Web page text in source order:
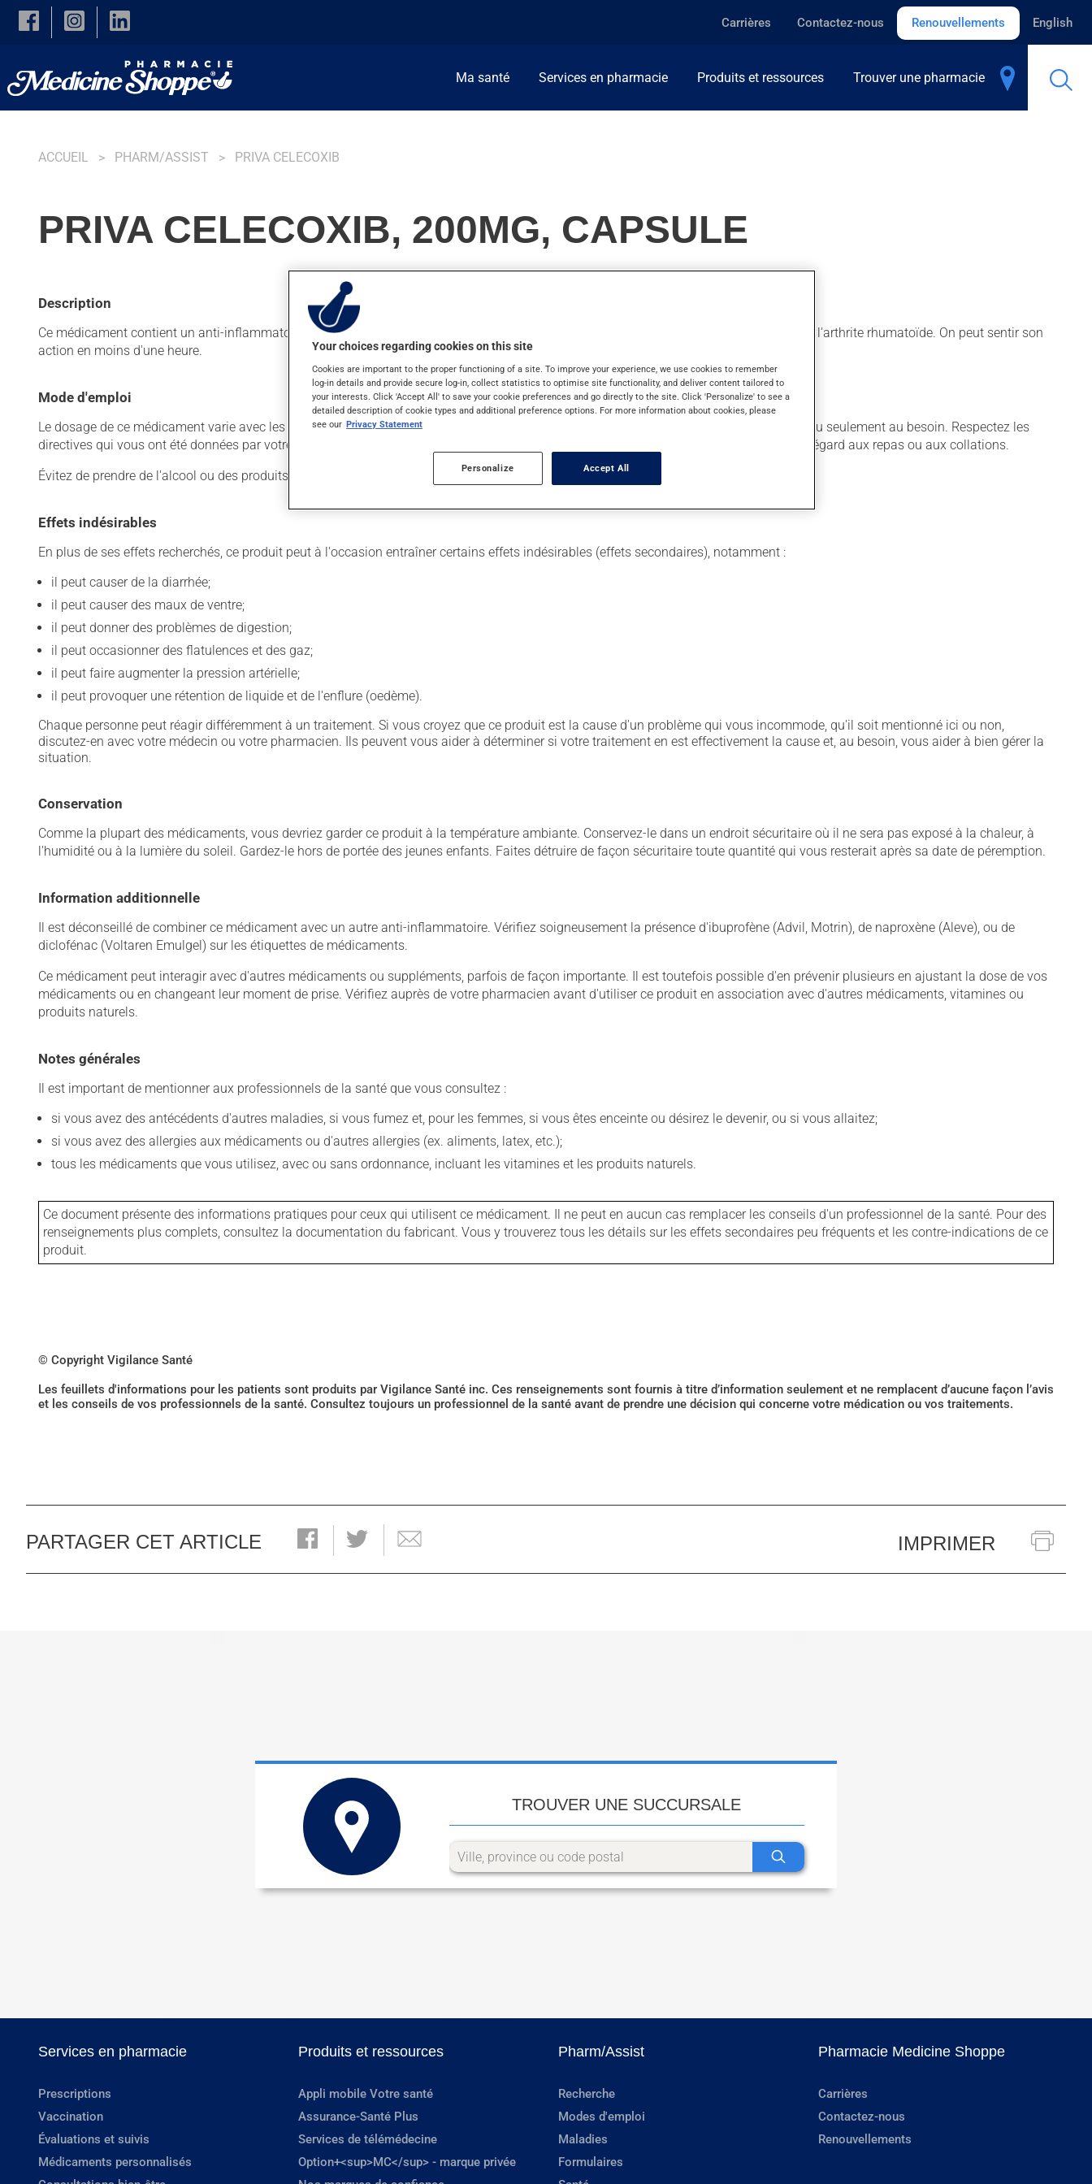
Skip to main content
Carrières Contactez-nous Renouvellements English
Ma santé Services en pharmacie Produits et ressources Trouver une pharmacie
ACCUEIL PHARM/ASSIST PRIVA CELECOXIB
PRIVA CELECOXIB, 200MG, CAPSULE
Description
Ce médicament contient un anti-inflammatoire non stéroïdien (AINS). Habituellement, on l'utilise pour la douleur. On l'emploie aussi pour l'arthrite rhumatoïde. On peut sentir son
action en moins d'une heure.
Mode d'emploi
Le dosage de ce médicament varie avec les raisons pour lesquelles on l'utilise. Selon les circonstances, il peut être utilisé régulièrement ou seulement au besoin. Respectez les
directives qui vous ont été données par votre médecin ou votre pharmacien. Ce médicament peut être pris avec ou sans nourriture, sans égard aux repas ou aux collations.
Évitez de prendre de l'alcool ou des produits qui en contiennent pendant que vous utilisez ce médicament.
Effets indésirables
En plus de ses effets recherchés, ce produit peut à l'occasion entraîner certains effets indésirables (effets secondaires), notamment :
il peut causer de la diarrhée;
il peut causer des maux de ventre;
il peut donner des problèmes de digestion;
il peut occasionner des flatulences et des gaz;
il peut faire augmenter la pression artérielle;
il peut provoquer une rétention de liquide et de l'enflure (oedème).
Chaque personne peut réagir différemment à un traitement. Si vous croyez que ce produit est la cause d'un problème qui vous incommode, qu'il soit mentionné ici ou non,
discutez-en avec votre médecin ou votre pharmacien. Ils peuvent vous aider à déterminer si votre traitement en est effectivement la cause et, au besoin, vous aider à bien gérer la
situation.
Conservation
Comme la plupart des médicaments, vous devriez garder ce produit à la température ambiante. Conservez-le dans un endroit sécuritaire où il ne sera pas exposé à la chaleur, à
l'humidité ou à la lumière du soleil. Gardez-le hors de portée des jeunes enfants. Faites détruire de façon sécuritaire toute quantité qui vous resterait après sa date de péremption.
Information additionnelle
Il est déconseillé de combiner ce médicament avec un autre anti-inflammatoire. Vérifiez soigneusement la présence d'ibuprofène (Advil, Motrin), de naproxène (Aleve), ou de
diclofénac (Voltaren Emulgel) sur les étiquettes de médicaments.
Ce médicament peut interagir avec d'autres médicaments ou suppléments, parfois de façon importante. Il est toutefois possible d'en prévenir plusieurs en ajustant la dose de vos
médicaments ou en changeant leur moment de prise. Vérifiez auprès de votre pharmacien avant d'utiliser ce produit en association avec d'autres médicaments, vitamines ou
produits naturels.
Notes générales
Il est important de mentionner aux professionnels de la santé que vous consultez :
si vous avez des antécédents d'autres maladies, si vous fumez et, pour les femmes, si vous êtes enceinte ou désirez le devenir, ou si vous allaitez;
si vous avez des allergies aux médicaments ou d'autres allergies (ex. aliments, latex, etc.);
tous les médicaments que vous utilisez, avec ou sans ordonnance, incluant les vitamines et les produits naturels.
Ce document présente des informations pratiques pour ceux qui utilisent ce médicament. Il ne peut en aucun cas remplacer les conseils d'un professionnel de la santé. Pour des
renseignements plus complets, consultez la documentation du fabricant. Vous y trouverez tous les détails sur les effets secondaires peu fréquents et les contre-indications de ce
produit.
© Copyright Vigilance Santé
Les feuillets d'informations pour les patients sont produits par Vigilance Santé inc. Ces renseignements sont fournis à titre d’information seulement et ne remplacent d’aucune façon l’avis
et les conseils de vos professionnels de la santé. Consultez toujours un professionnel de la santé avant de prendre une décision qui concerne votre médication ou vos traitements.
PARTAGER CET ARTICLE IMPRIMER
TROUVER UNE SUCCURSALE
Services en pharmacie
Prescriptions
Vaccination
Évaluations et suivis
Médicaments personnalisés
Produits et ressources
Appli mobile Votre santé
Assurance-Santé Plus
Services de télémédecine
Option+<sup>MC</sup> - marque privée
Pharm/Assist
Recherche
Modes d'emploi
Maladies
Formulaires
Pharmacie Medicine Shoppe
Carrières
Contactez-nous
Renouvellements
Your choices regarding cookies on this site
Cookies are important to the proper functioning of a site. To improve your experience, we use cookies to remember
log-in details and provide secure log-in, collect statistics to optimise site functionality, and deliver content tailored to
your interests. Click 'Accept All' to save your cookie preferences and go directly to the site. Click 'Personalize' to see a
detailed description of cookie types and additional preference options. For more information about cookies, please
see our Privacy Statement
Personalize Accept All